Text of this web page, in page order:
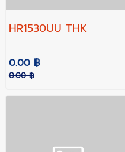
HR1530UU THK
0.00 ฿
0.00 ฿